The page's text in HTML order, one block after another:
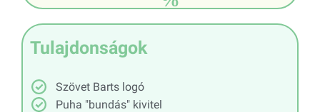
Tulajdonságok
Szövet Barts logó
Puha "bundás" kivitel